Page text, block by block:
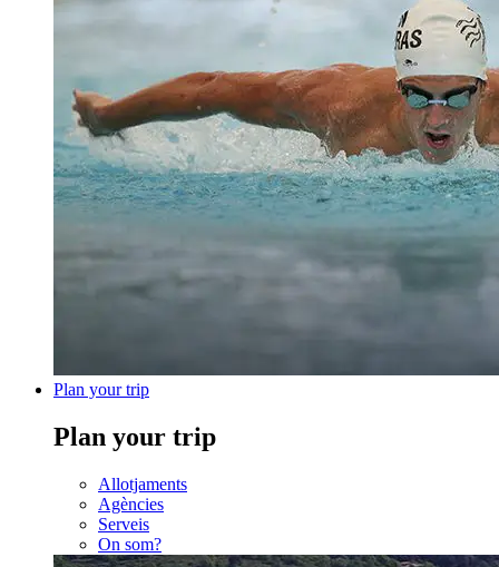
Plan your trip
Plan your trip
Allotjaments
Agències
Serveis
On som?